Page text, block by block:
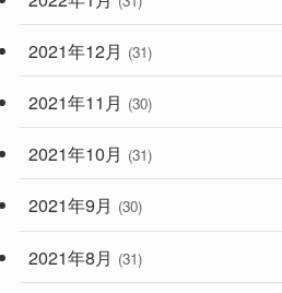
2021年12月 (31)
2021年11月 (30)
2021年10月 (31)
2021年9月 (30)
2021年8月 (31)